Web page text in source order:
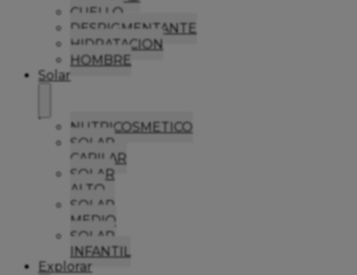
CUELLO
DESPIGMENTANTE
HIDRATACION
HOMBRE
Solar
NUTRICOSMETICO
SOLAR
CAPILAR
SOLAR
ALTO
SOLAR
MEDIO
SOLAR
INFANTIL
Explorar